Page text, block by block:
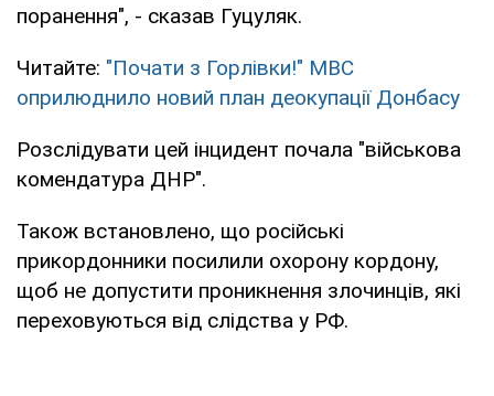
поранення", - сказав Гуцуляк.
Читайте: "Почати з Горлівки!" МВС
оприлюднило новий план деокупації Донбасу
Розслідувати цей інцидент почала "військова
комендатура ДНР".
Також встановлено, що російські
прикордонники посилили охорону кордону,
щоб не допустити проникнення злочинців, які
переховуються від слідства у РФ.